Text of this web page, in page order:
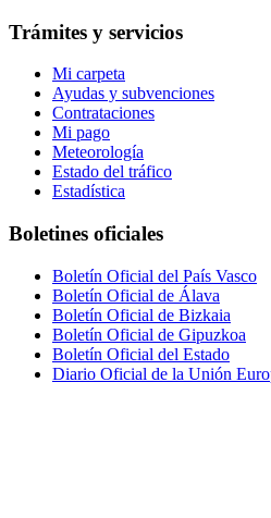
Trámites y servicios
Mi carpeta
Ayudas y subvenciones
Contrataciones
Mi pago
Meteorología
Estado del tráfico
Estadística
Boletines oficiales
Boletín Oficial del País Vasco
Boletín Oficial de Álava
Boletín Oficial de Bizkaia
Boletín Oficial de Gipuzkoa
Boletín Oficial del Estado
Diario Oficial de la Unión